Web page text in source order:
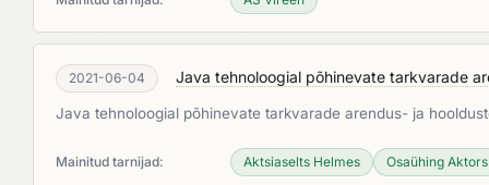
2021-06-04 Java tehnoloogial põhinevate tarkvarade
Java tehnoloogial põhinevate tarkvarade arendus- ja
Mainitud tarnijad: Aktsiaselts Helmes Osaühing Aktors